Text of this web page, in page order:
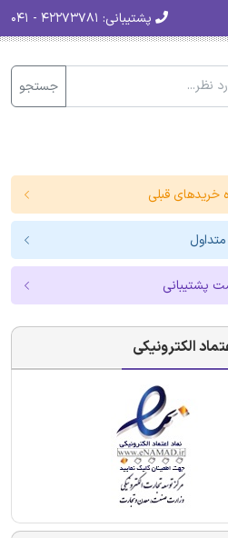
پشتیبانی:
جستجو
خریدهای قبلی
پشتیبانی
الکترونیکی